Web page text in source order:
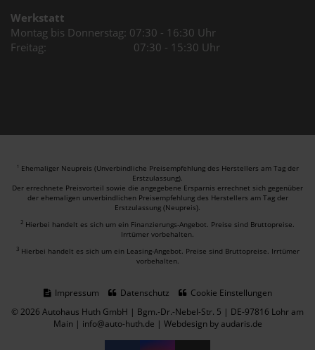
Werkstatt
Montag bis Donnerstag: 07:30 - 16:30 Uhr
Freitag: 07:30 - 15:30 Uhr
1 Ehemaliger Neupreis (Unverbindliche Preisempfehlung des Herstellers am Tag der
Erstzulassung).
Der errechnete Preisvorteil sowie die angegebene Ersparnis errechnet sich gegenüber
der ehemaligen unverbindlichen Preisempfehlung des Herstellers am Tag der
Erstzulassung (Neupreis).
2 Hierbei handelt es sich um ein Finanzierungs-Angebot. Preise sind Bruttopreise.
Irrtümer vorbehalten.
3 Hierbei handelt es sich um ein Leasing-Angebot. Preise sind Bruttopreise. Irrtümer
vorbehalten.
Impressum Datenschutz
Cookie Einstellungen
© 2026 Autohaus Huth GmbH | Bgm.-Dr.-Nebel-Str. 5 | DE-97816 Lohr am
Main | info@auto-huth.de | Webdesign by audaris.de